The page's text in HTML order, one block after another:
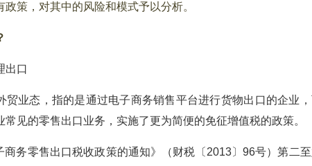
策，对其中的风险和模式予以分析。
出口
业态，指的是通过电子商务销售平台进行货物出口的企业
见的零售出口业务，实施了更为简便的免征增值税的政策。
务零售出口税收政策的通知》（财税〔2013〕96号）第二